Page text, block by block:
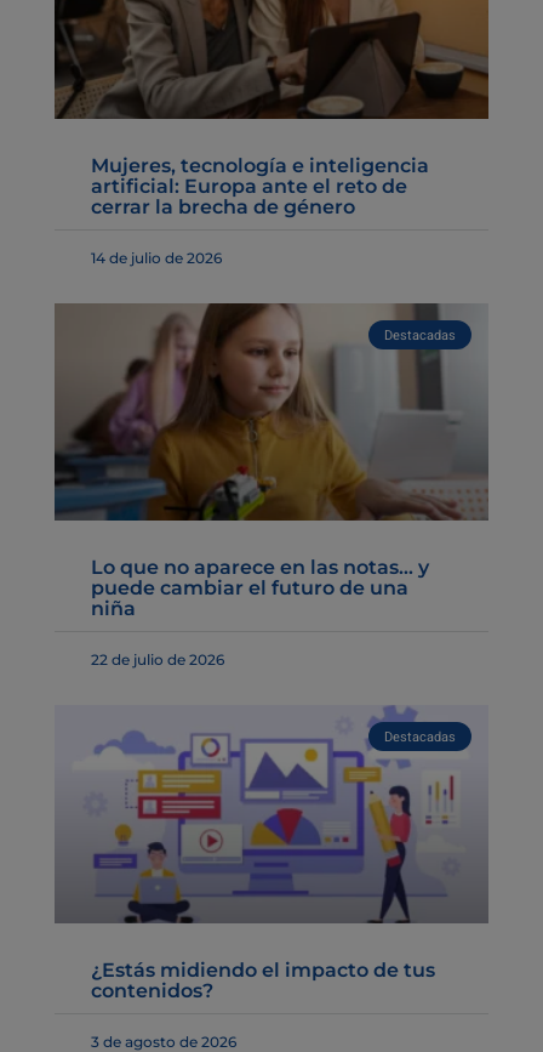
Mujeres, tecnología e inteligencia
artificial: Europa ante el reto de
cerrar la brecha de género
14 de julio de 2026
Destacadas
Lo que no aparece en las notas… y
puede cambiar el futuro de una
niña
22 de julio de 2026
Destacadas
¿Estás midiendo el impacto de tus
contenidos?
3 de agosto de 2026